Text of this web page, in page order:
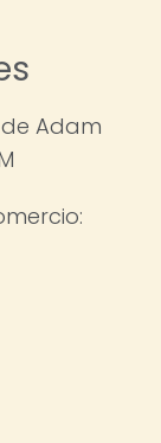
de Adam